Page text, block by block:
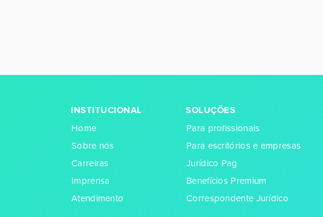
INSTITUCIONAL
Home
Sobre nós
Carreiras
Imprensa
Atendimento
SOLUÇÕES
Para profissionais
Para escritórios e empresas
Jurídico Pag
Benefícios Premium
Correspondente Jurídico